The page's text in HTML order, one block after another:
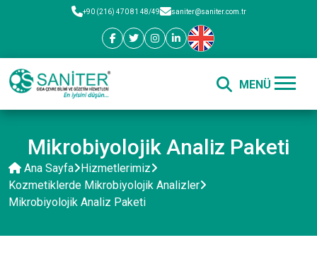
+90 (216) 470 81 48/49 saniter@saniter.com.tr
Mikrobiyolojik Analiz Paketi
Ana Sayfa Hizmetlerimiz
Kozmetiklerde Mikrobiyolojik Analizler
Mikrobiyolojik Analiz Paketi